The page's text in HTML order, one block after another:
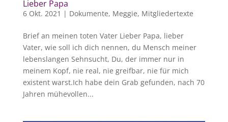
Lieber Papa
6 Okt. 2021 | Dokumente, Meggie, Mitgliedertexte
Brief an meinen toten Vater Lieber Papa, lieber
Vater, wie soll ich dich nennen, du Mensch meiner
lebenslangen Sehnsucht, Du, der immer nur in
meinem Kopf, nie real, nie greifbar, nie für mich
existent warst.Ich habe dein Grab gefunden, nach 70
Jahren mühevollen...